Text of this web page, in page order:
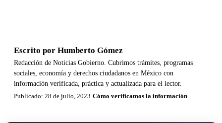
Escrito por Humberto Gómez
Redacción de Noticias Gobierno. Cubrimos trámites, programas
sociales, economía y derechos ciudadanos en México con
información verificada, práctica y actualizada para el lector.
Publicado: 28 de julio, 2023·Cómo verificamos la información